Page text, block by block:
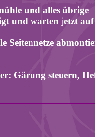
und alles übrige
und warten jetzt
Seitennetze
Gärung steuern,